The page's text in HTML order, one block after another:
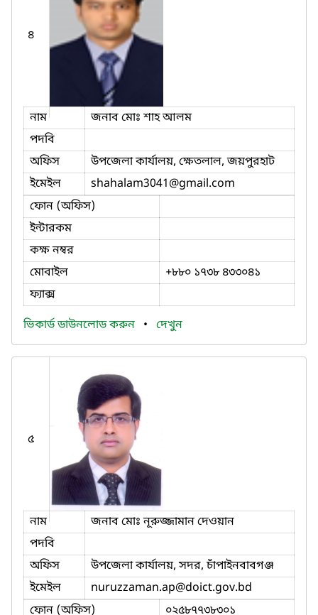
৪
নাম
জনাব মোঃ শাহ আলম
পদবি
অফিস
উপজেলা কার্যালয়, ক্ষেতলাল, জয়পুরহাট
ইমেইল
shahalam3041@gmail.com
ফোন (অফিস)
ইন্টারকম
কক্ষ নম্বর
মোবাইল
+৮৮০ ১৭৩৮ ৪৩৩০৪১
ফ্যাক্স
ভিকার্ড ডাউনলোড করুন • দেখুন
৫
নাম
জনাব মোঃ নূরুজ্জামান দেওয়ান
পদবি
অফিস
উপজেলা কার্যালয়, সদর, চাঁপাইনবাবগঞ্জ
ইমেইল
nuruzzaman.ap@doict.gov.bd
ফোন (অফিস)
০২৫৮৭৭৩৮৩০১